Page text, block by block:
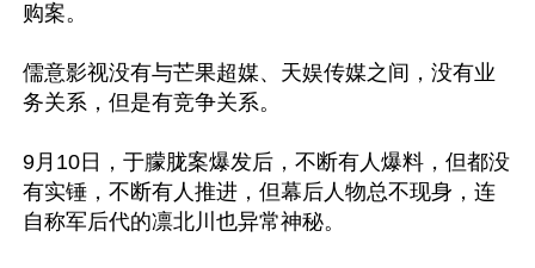
购案。
儒意影视没有与芒果超媒、天娱传媒之间，没有业
务关系，但是有竞争关系。
9月10日，于朦胧案爆发后，不断有人爆料，但都没
有实锤，不断有人推进，但幕后人物总不现身，连
自称军后代的凛北川也异常神秘。